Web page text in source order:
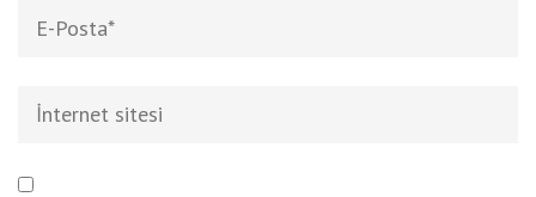
posta*
İnternet
sitesi